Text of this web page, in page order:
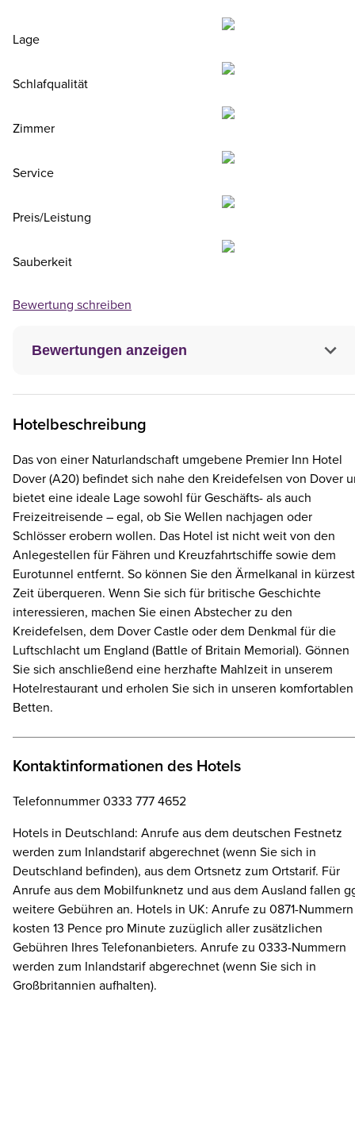
Bewertungen anzeigen
Lage
Schlafqualität
Zimmer
Service
Preis/Leistung
Sauberkeit
Bewertung schreiben
Hotelbeschreibung
Das von einer Naturlandschaft umgebene Premier Inn Hotel
Dover (A20) befindet sich nahe den Kreidefelsen von Dover
bietet eine ideale Lage sowohl für Geschäfts- als auch
Freizeitreisende – egal, ob Sie Wellen nachjagen oder
Schlösser erobern wollen. Das Hotel ist nicht weit von den
Anlegestellen für Fähren und Kreuzfahrtschiffe sowie dem
Eurotunnel entfernt. So können Sie den Ärmelkanal in
Zeit überqueren. Wenn Sie sich für britische Geschichte
interessieren, machen Sie einen Abstecher zu den
Kreidefelsen, dem Dover Castle oder dem Denkmal für die
Luftschlacht um England (Battle of Britain Memorial). Gönnen
Sie sich anschließend eine herzhafte Mahlzeit in unserem
Hotelrestaurant und erholen Sie sich in unseren komfortablen
Betten.
Kontaktinformationen des Hotels
Telefonnummer 0333 777 4652
Hotels in Deutschland: Anrufe aus dem deutschen Festnetz
werden zum Inlandstarif abgerechnet (wenn Sie sich in
Deutschland befinden), aus dem Ortsnetz zum Ortstarif. Für
Anrufe aus dem Mobilfunknetz und aus dem Ausland fallen
weitere Gebühren an. Hotels in UK: Anrufe zu 0871-Nummern
kosten 13 Pence pro Minute zuzüglich aller zusätzlichen
Gebühren Ihres Telefonanbieters. Anrufe zu 0333-Nummern
werden zum Inlandstarif abgerechnet (wenn Sie sich in
Großbritannien aufhalten).